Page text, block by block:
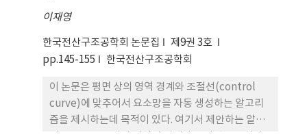
이재영
한국전산구조공학회 논문집
제9권 3호
pp.145-155
한국전산구조공학회
이 논문은 평면 상의 영역 경계와 조절선(control
curve)에 맞추어서 요소망을 자동 생성하는 알고리
즘을 제시하는데 목적이 있다. 여기서 제안하는 알고